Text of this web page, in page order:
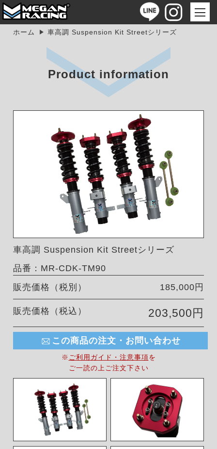
ホーム 車高調 Suspension Kit Streetシリーズ
Product information
車高調 Suspension Kit Streetシリーズ
品番：MR-CDK-TM90
販売価格（税別）
185,000円
販売価格（税込） 203,500円
この商品の注文・お問い合わせ
※ ご利用ガイド・注意事項を
ご一読の上ご注文下さい